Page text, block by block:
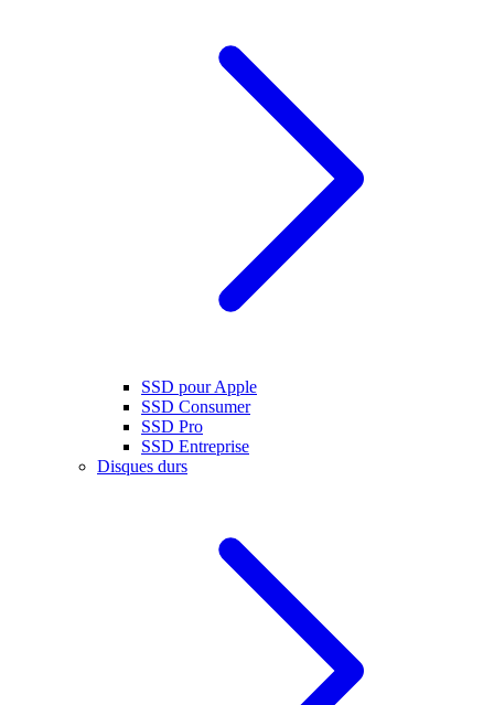
SSD pour Apple
SSD Consumer
SSD Pro
SSD Entreprise
Disques durs